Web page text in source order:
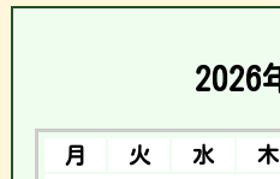
2026
月 火 水 木